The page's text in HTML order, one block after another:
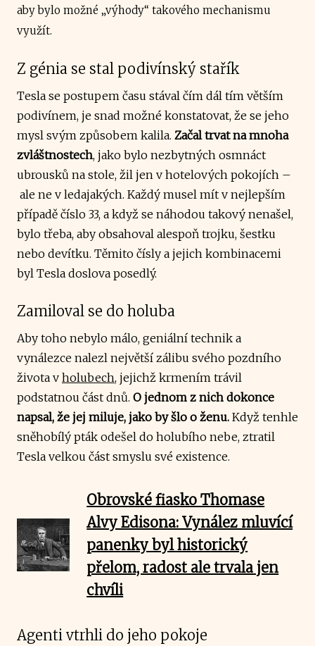
aby bylo možné „výhody“ takového mechanismu
využít.
Z génia se stal podivínský stařík
Tesla se postupem času stával čím dál tím větším
podivínem, je snad možné konstatovat, že se jeho
mysl svým způsobem kalila. Začal trvat na mnoha
zvláštnostech, jako bylo nezbytných osmnáct
ubrousků na stole, žil jen v hotelových pokojích –
ale ne v ledajakých. Každý musel mít v nejlepším
případě číslo 33, a když se náhodou takový nenašel,
bylo třeba, aby obsahoval alespoň trojku, šestku
nebo devítku. Těmito čísly a jejich kombinacemi
byl Tesla doslova posedlý.
Zamiloval se do holuba
Aby toho nebylo málo, geniální technik a
vynálezce nalezl největší zálibu svého pozdního
života v holubech, jejichž krmením trávil
podstatnou část dnů. O jednom z nich dokonce
napsal, že jej miluje, jako by šlo o ženu. Když tenhle
sněhobílý pták odešel do holubího nebe, ztratil
Tesla velkou část smyslu své existence.
Obrovské fiasko Thomase
Alvy Edisona: Vynález mluvící
panenky byl historický
přelom, radost ale trvala jen
chvíli
Agenti vtrhli do jeho pokoje